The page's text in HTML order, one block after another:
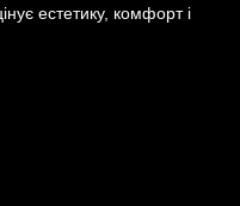
естетику, комфорт і